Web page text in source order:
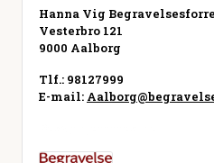
Hanna Vig
Vesterbro 121
9000 Aalborg
Tlf.: 98127999
E-mail: